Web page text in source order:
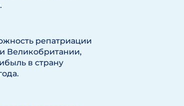
репатриации
Великобритании,
в страну